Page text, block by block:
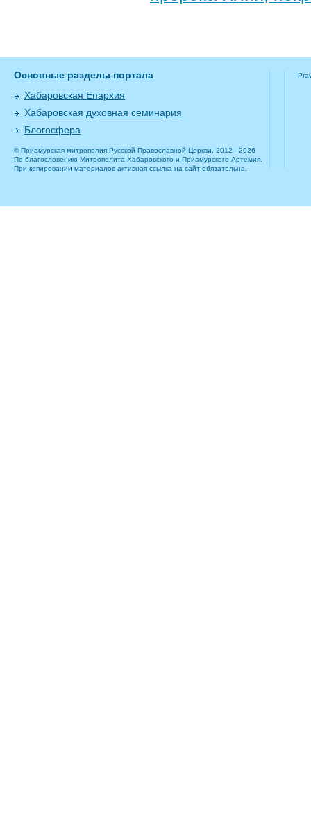
Основные разделы портала
Хабаровская Епархия
Хабаровская духовная семинария
Блогосфера
© Приамурская митрополия Русской Православной Церкви, 2012 - 2026
По благословению Митрополита Хабаровского и Приамурского Артемия.
При копировании материалов активная ссылка на сайт обязательна.